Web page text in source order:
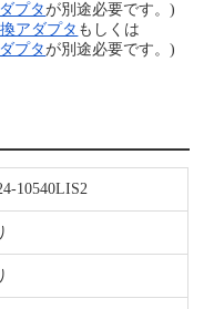
プタが別途必要です。)
アダプタ もしくは
プタが別途必要です。)
10540LIS2